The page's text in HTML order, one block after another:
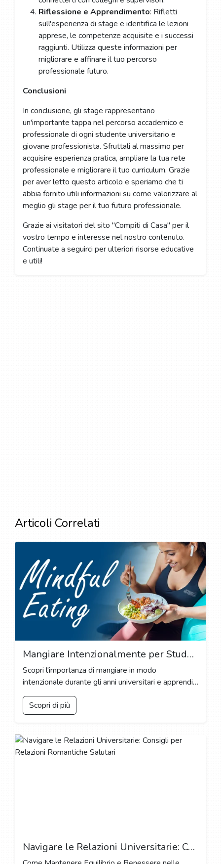
Riflessione e Apprendimento: Rifletti
sull'esperienza di stage e identifica le lezioni
apprese, le competenze acquisite e i successi
raggiunti. Utilizza queste informazioni per
migliorare e affinare il tuo percorso
professionale futuro.
Conclusioni
In conclusione, gli stage rappresentano
un'importante tappa nel percorso accademico e
professionale di ogni studente universitario e
giovane professionista. Sfruttali al massimo per
acquisire esperienza pratica, ampliare la tua rete
professionale e migliorare il tuo curriculum. Grazie
per aver letto questo articolo e speriamo che ti
abbia fornito utili informazioni su come valorizzare al
meglio gli stage per il tuo futuro professionale.
Grazie ai visitatori del sito "Compiti di Casa" per il
vostro tempo e interesse nel nostro contenuto.
Continuate a seguirci per ulteriori risorse educative
e utili!
Articoli Correlati
Mangiare Intenzionalmente per Studenti: Strategie per Sviluppare una Relazione Sana con il Cibo e la Nutrizione
Scopri l'importanza di mangiare in modo
intenzionale durante gli anni universitari e apprendi
tecniche pratiche per migliorare la tua salute e il tuo
benessere attraverso una relazione positiva con il
cibo
Scopri di più
Navigare le Relazioni Universitarie: Consigli per Relazioni Romantiche Salutari